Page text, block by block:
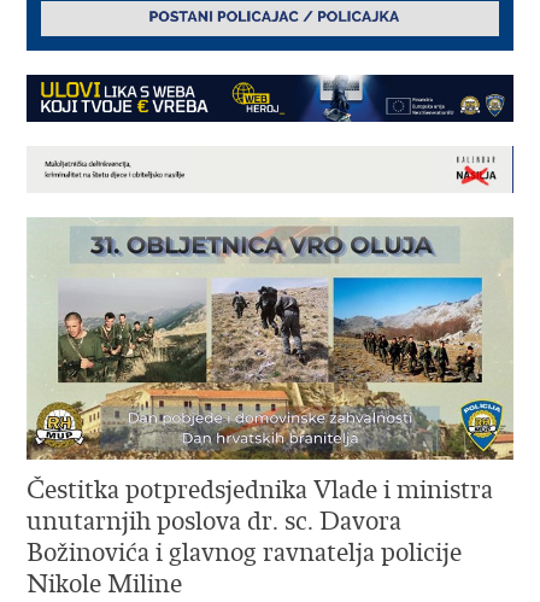
Čestitka potpredsjednika Vlade i ministra
unutarnjih poslova dr. sc. Davora
Božinovića i glavnog ravnatelja policije
Nikole Miline